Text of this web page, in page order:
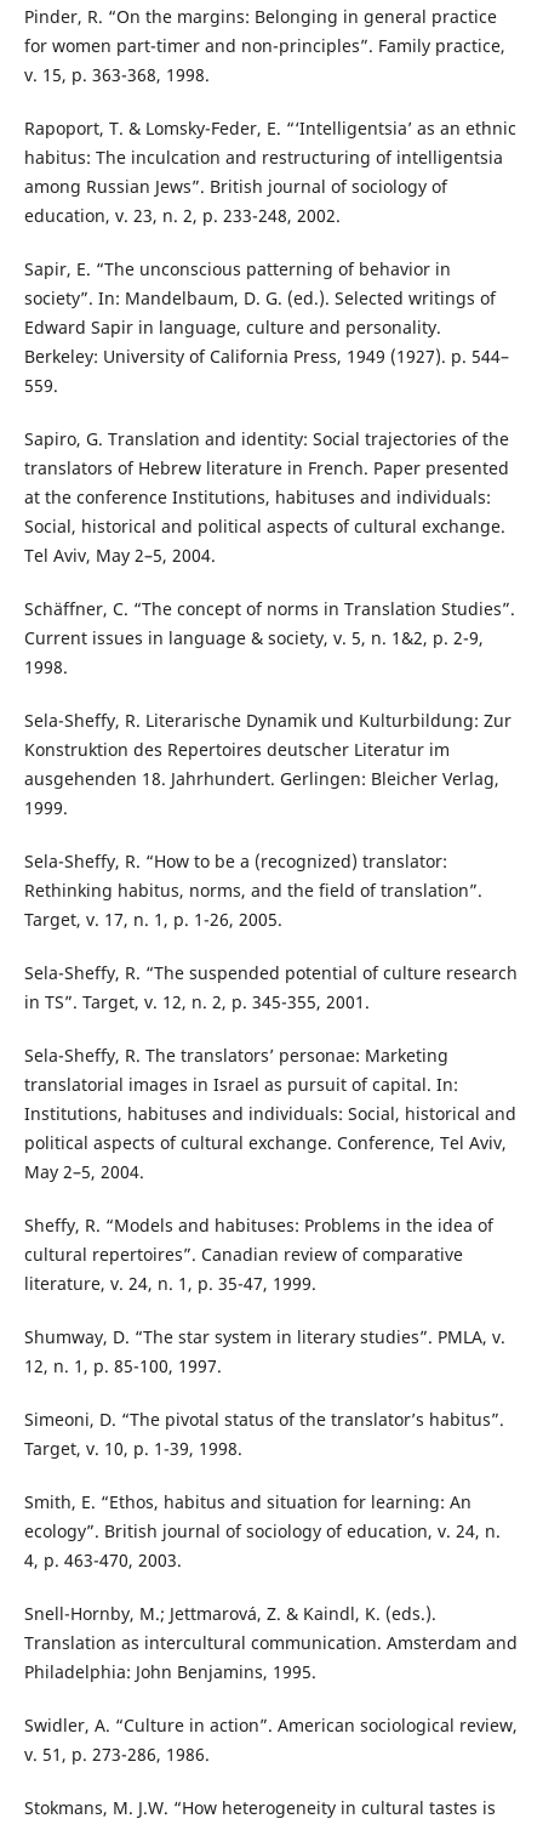
Pinder, R. “On the margins: Belonging in general practice
for women part-timer and non-principles”. Family practice,
v. 15, p. 363-368, 1998.
Rapoport, T. & Lomsky-Feder, E. “‘Intelligentsia’ as an ethnic
habitus: The inculcation and restructuring of intelligentsia
among Russian Jews”. British journal of sociology of
education, v. 23, n. 2, p. 233-248, 2002.
Sapir, E. “The unconscious patterning of behavior in
society”. In: Mandelbaum, D. G. (ed.). Selected writings of
Edward Sapir in language, culture and personality.
Berkeley: University of California Press, 1949 (1927). p. 544–
559.
Sapiro, G. Translation and identity: Social trajectories of the
translators of Hebrew literature in French. Paper presented
at the conference Institutions, habituses and individuals:
Social, historical and political aspects of cultural exchange.
Tel Aviv, May 2–5, 2004.
Schäffner, C. “The concept of norms in Translation Studies”.
Current issues in language & society, v. 5, n. 1&2, p. 2-9,
1998.
Sela-Sheffy, R. Literarische Dynamik und Kulturbildung: Zur
Konstruktion des Repertoires deutscher Literatur im
ausgehenden 18. Jahrhundert. Gerlingen: Bleicher Verlag,
1999.
Sela-Sheffy, R. “How to be a (recognized) translator:
Rethinking habitus, norms, and the field of translation”.
Target, v. 17, n. 1, p. 1-26, 2005.
Sela-Sheffy, R. “The suspended potential of culture research
in TS”. Target, v. 12, n. 2, p. 345-355, 2001.
Sela-Sheffy, R. The translators’ personae: Marketing
translatorial images in Israel as pursuit of capital. In:
Institutions, habituses and individuals: Social, historical and
political aspects of cultural exchange. Conference, Tel Aviv,
May 2–5, 2004.
Sheffy, R. “Models and habituses: Problems in the idea of
cultural repertoires”. Canadian review of comparative
literature, v. 24, n. 1, p. 35-47, 1999.
Shumway, D. “The star system in literary studies”. PMLA, v.
12, n. 1, p. 85-100, 1997.
Simeoni, D. “The pivotal status of the translator’s habitus”.
Target, v. 10, p. 1-39, 1998.
Smith, E. “Ethos, habitus and situation for learning: An
ecology”. British journal of sociology of education, v. 24, n.
4, p. 463-470, 2003.
Snell-Hornby, M.; Jettmarová, Z. & Kaindl, K. (eds.).
Translation as intercultural communication. Amsterdam and
Philadelphia: John Benjamins, 1995.
Swidler, A. “Culture in action”. American sociological review,
v. 51, p. 273-286, 1986.
Stokmans, M. J.W. “How heterogeneity in cultural tastes is